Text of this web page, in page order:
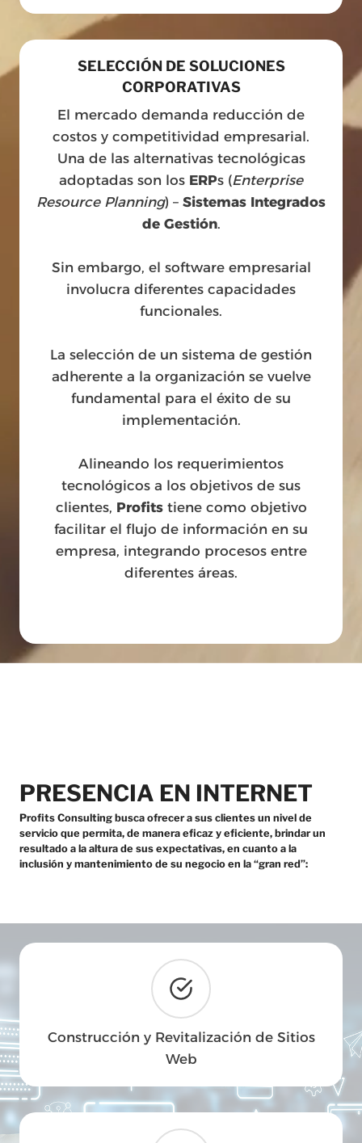
SELECCIÓN DE SOLUCIONES
CORPORATIVAS
El mercado demanda reducción de
costos y competitividad empresarial.
Una de las alternativas tecnológicas
adoptadas son los ERPs (Enterprise
Resource Planning) – Sistemas Integrados
de Gestión.
Sin embargo, el software empresarial
involucra diferentes capacidades
funcionales.
La selección de un sistema de gestión
adherente a la organización se vuelve
fundamental para el éxito de su
implementación.
Alineando los requerimientos
tecnológicos a los objetivos de sus
clientes, Profits tiene como objetivo
facilitar el flujo de información en su
empresa, integrando procesos entre
diferentes áreas.
PRESENCIA EN INTERNET
Profits Consulting busca ofrecer a sus clientes un nivel de
servicio que permita, de manera eficaz y eficiente, brindar un
resultado a la altura de sus expectativas, en cuanto a la
inclusión y mantenimiento de su negocio en la “gran red”:
Construcción y Revitalización de Sitios
Web